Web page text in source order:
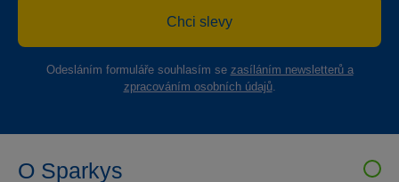
Chci slevy
Odesláním formuláře souhlasím se zasíláním newsletterů a
zpracováním osobních údajů.
O Sparkys